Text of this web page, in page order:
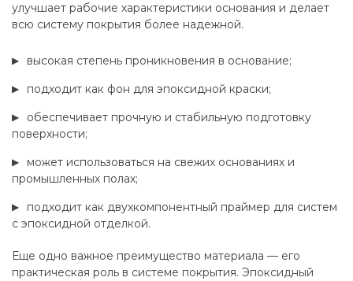
улучшает рабочие характеристики основания и делает
всю систему покрытия более надежной.
высокая степень проникновения в основание;
подходит как фон для эпоксидной краски;
обеспечивает прочную и стабильную подготовку
поверхности;
может использоваться на свежих основаниях и
промышленных полах;
подходит как двухкомпонентный праймер для систем
с эпоксидной отделкой.
Еще одно важное преимущество материала — его
практическая роль в системе покрытия. Эпоксидный